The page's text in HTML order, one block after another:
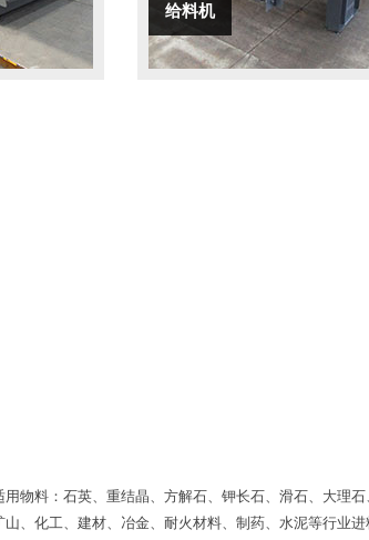
给料机
物料：石英、重结晶、方解石、钾长石、滑石、大理
、化工、建材、冶金、耐火材料、制药、水泥等行业